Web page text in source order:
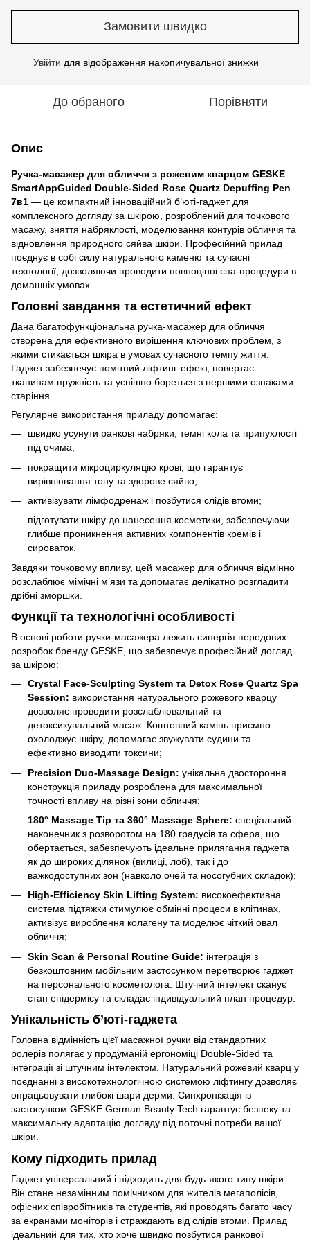
Замовити швидко
Увійти для відображення накопичувальної знижки
До обраного Порівняти
Опис
Ручка-масажер для обличчя з рожевим кварцом GESKE
SmartAppGuided Double-Sided Rose Quartz Depuffing Pen
7в1 — це компактний інноваційний б’юті-гаджет для
комплексного догляду за шкірою, розроблений для точкового
масажу, зняття набряклості, моделювання контурів обличчя та
відновлення природного сяйва шкіри. Професійний прилад
поєднує в собі силу натурального каменю та сучасні
технології, дозволяючи проводити повноцінні спа-процедури в
домашніх умовах.
Головні завдання та естетичний ефект
Дана багатофункціональна ручка-масажер для обличчя
створена для ефективного вирішення ключових проблем, з
якими стикається шкіра в умовах сучасного темпу життя.
Гаджет забезпечує помітний ліфтинг-ефект, повертає
тканинам пружність та успішно бореться з першими ознаками
старіння.
Регулярне використання приладу допомагає:
швидко усунути ранкові набряки, темні кола та припухлості
під очима;
покращити мікроциркуляцію крові, що гарантує
вирівнювання тону та здорове сяйво;
активізувати лімфодренаж і позбутися слідів втоми;
підготувати шкіру до нанесення косметики, забезпечуючи
глибше проникнення активних компонентів кремів і
сироваток.
Завдяки точковому впливу, цей масажер для обличчя відмінно
розслаблює мімічні м’язи та допомагає делікатно розгладити
дрібні зморшки.
Функції та технологічні особливості
В основі роботи ручки-масажера лежить синергія передових
розробок бренду GESKE, що забезпечує професійний догляд
за шкірою:
Crystal Face-Sculpting System та Detox Rose Quartz Spa
Session: використання натурального рожевого кварцу
дозволяє проводити розслаблювальний та
детоксикувальний масаж. Коштовний камінь приємно
охолоджує шкіру, допомагає звужувати судини та
ефективно виводити токсини;
Precision Duo-Massage Design: унікальна двостороння
конструкція приладу розроблена для максимальної
точності впливу на різні зони обличчя;
180° Massage Tip та 360° Massage Sphere: спеціальний
наконечник з розворотом на 180 градусів та сфера, що
обертається, забезпечують ідеальне прилягання гаджета
як до широких ділянок (вилиці, лоб), так і до
важкодоступних зон (навколо очей та носогубних складок);
High-Efficiency Skin Lifting System: високоефективна
система підтяжки стимулює обмінні процеси в клітинах,
активізує вироблення колагену та моделює чіткий овал
обличчя;
Skin Scan & Personal Routine Guide: інтеграція з
безкоштовним мобільним застосунком перетворює гаджет
на персонального косметолога. Штучний інтелект сканує
стан епідермісу та складає індивідуальний план процедур.
Унікальність б’юті-гаджета
Головна відмінність цієї масажної ручки від стандартних
ролерів полягає у продуманій ергономіці Double-Sided та
інтеграції зі штучним інтелектом. Натуральний рожевий кварц у
поєднанні з високотехнологічною системою ліфтингу дозволяє
опрацьовувати глибокі шари дерми. Синхронізація із
застосунком GESKE German Beauty Tech гарантує безпеку та
максимальну адаптацію догляду під поточні потреби вашої
шкіри.
Кому підходить прилад
Гаджет універсальний і підходить для будь-якого типу шкіри.
Він стане незамінним помічником для жителів мегаполісів,
офісних співробітників та студентів, які проводять багато часу
за екранами моніторів і страждають від слідів втоми. Прилад
ідеальний для тих, хто хоче швидко позбутися ранкової